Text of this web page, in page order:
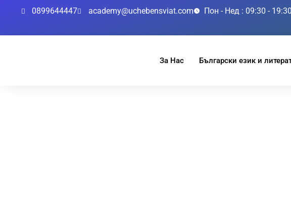
0899644447 academy@uchebensviat.com Пон - Нед : 09:30 - 19:30
За Нас Български език и